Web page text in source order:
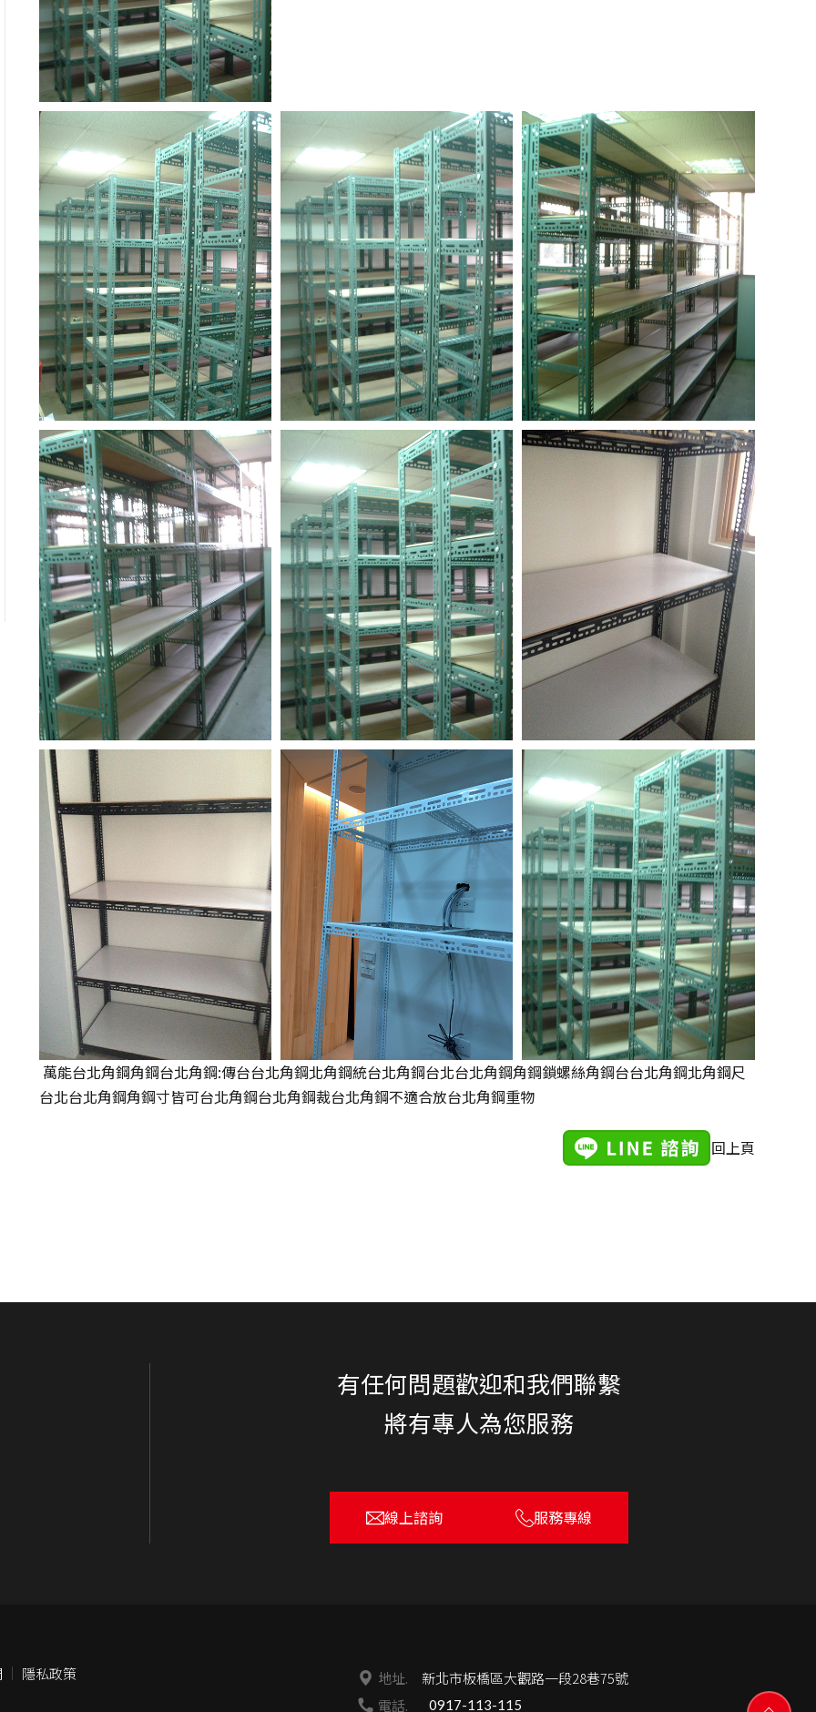
萬能台北角鋼角鋼台北角鋼:傳台台北角鋼北角鋼統台北角鋼台北台北角鋼角鋼鎖螺絲角鋼台台北角鋼北角鋼尺
台北台北角鋼角鋼寸皆可台北角鋼台北角鋼裁台北角鋼不適合放台北角鋼重物
回上頁
有任何問題歡迎和我們聯繫
將有專人為您服務
線上諮詢 服務專線
地址.
新北市板橋區大觀路一段28巷75號
電話.
0917-113-115
隱私政策